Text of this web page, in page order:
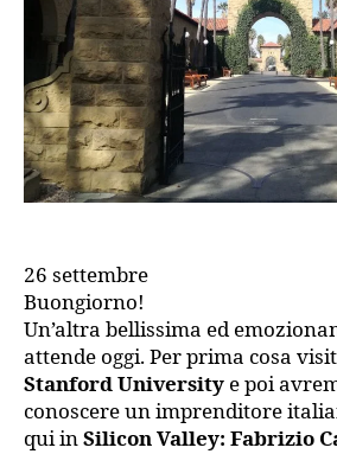
26 settembre
Buongiorno!
Un’altra bellissima ed
attende oggi. Per prima cosa
Stanford University e poi
conoscere un imprenditore
qui inSilicon Valley: Fabrizio